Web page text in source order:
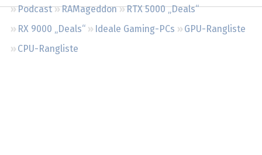
Podcast RAMageddon
RTX 5000 „Deals“
RX 9000 „Deals“
Ideale Gaming-PCs
GPU-Rangliste
CPU-Rangliste